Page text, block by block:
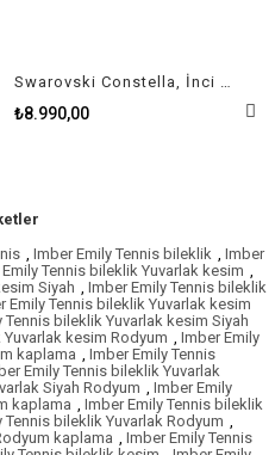
Swarovski Constella, İnci Bileklik, Beyaz, Rodyum Kaplama
, Imber Emily Tennis bileklik , Imber
Tennis bileklik Yuvarlak kesim ,
Siyah , Imber Emily Tennis bileklik
Emily Tennis bileklik Yuvarlak kesim
Tennis bileklik Yuvarlak kesim Siyah
kesim Rodyum , Imber Emily
kaplama , Imber Emily Tennis
Emily Tennis bileklik Yuvarlak
Siyah Rodyum , Imber Emily
kaplama , Imber Emily Tennis bileklik
Tennis bileklik Yuvarlak Rodyum ,
kaplama , Imber Emily Tennis